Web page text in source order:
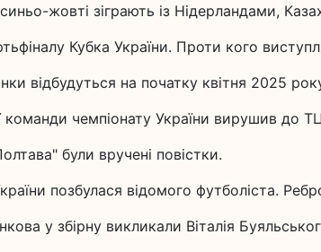
жовті зіграють із Нідерландами,
Кубка України. Проти кого
відбудуться на початку квітня 2025
команди чемпіонату України вирушив до
були вручені повістки.
позбулася відомого футболіста.
у збірну викликали Віталія